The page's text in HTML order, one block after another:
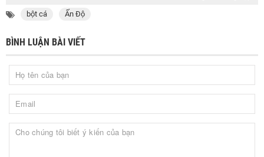
bột cá Ấn Độ
BÌNH LUẬN BÀI VIẾT